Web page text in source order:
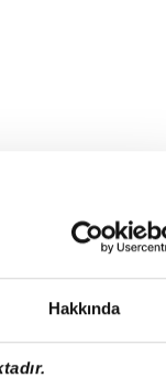
Hakkında